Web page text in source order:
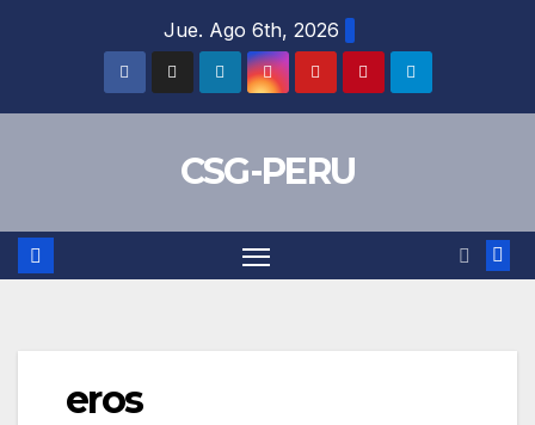
Jue. Ago 6th, 2026
CSG-PERU
eros